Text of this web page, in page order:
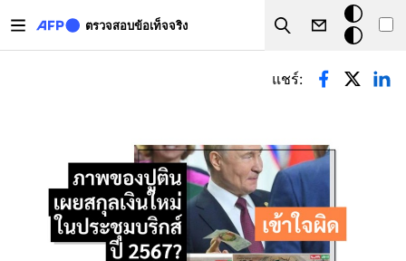
ตรวจสอบข้อเท็จจริง
Search
โหมด
มืด
Primary tabs
แชร์: